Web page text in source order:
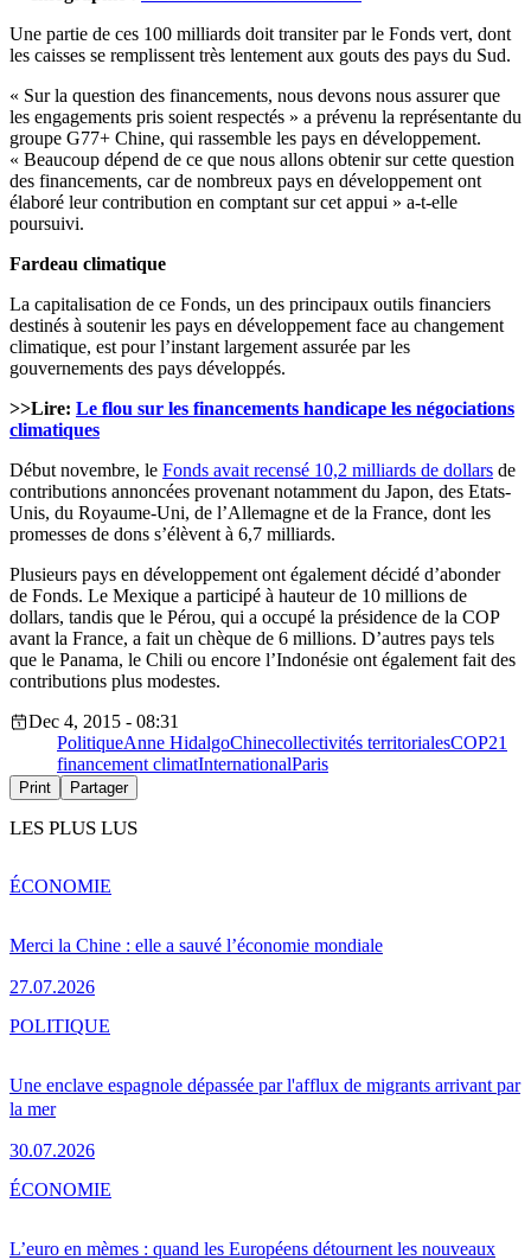
Une partie de ces 100 milliards doit transiter par le Fonds vert, dont
les caisses se remplissent très lentement aux gouts des pays du Sud.
« Sur la question des financements, nous devons nous assurer que
les engagements pris soient respectés » a prévenu la représentante du
groupe G77+ Chine, qui rassemble les pays en développement.
« Beaucoup dépend de ce que nous allons obtenir sur cette question
des financements, car de nombreux pays en développement ont
élaboré leur contribution en comptant sur cet appui » a-t-elle
poursuivi.
Fardeau climatique
La capitalisation de ce Fonds, un des principaux outils financiers
destinés à soutenir les pays en développement face au changement
climatique, est pour l’instant largement assurée par les
gouvernements des pays développés.
>>Lire: Le flou sur les financements handicape les négociations
climatiques
Début novembre, le Fonds avait recensé 10,2 milliards de dollars de
contributions annoncées provenant notamment du Japon, des Etats-
Unis, du Royaume-Uni, de l’Allemagne et de la France, dont les
promesses de dons s’élèvent à 6,7 milliards.
Plusieurs pays en développement ont également décidé d’abonder
de Fonds. Le Mexique a participé à hauteur de 10 millions de
dollars, tandis que le Pérou, qui a occupé la présidence de la COP
avant la France, a fait un chèque de 6 millions. D’autres pays tels
que le Panama, le Chili ou encore l’Indonésie ont également fait des
contributions plus modestes.
Dec 4, 2015 - 08:31
PolitiqueAnne HidalgoChinecollectivités territorialesCOP21
financement climatInternationalParis
Print Partager
LES PLUS LUS
Merci la Chine : elle a sauvé l’économie mondiale
27.07.2026
ÉCONOMIE
Une enclave espagnole dépassée par l'afflux de migrants arrivant par
la mer
30.07.2026
POLITIQUE
L’euro en mèmes : quand les Européens détournent les nouveaux
ÉCONOMIE